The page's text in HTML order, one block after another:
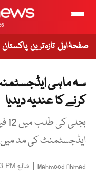
صفحۂ اول تازہ ترین پاکستان
سہ ماہی
کرنے کا عندیہ دیدیا
ایڈجسٹمنٹ کی مد میں
Mehmood Ahmed
| شائع PM